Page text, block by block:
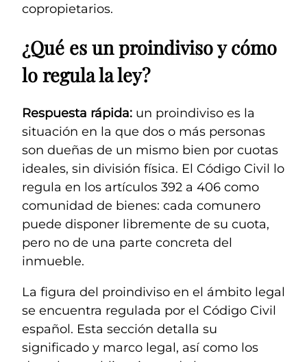
copropietarios.
¿Qué es un proindiviso y cómo
lo regula la ley?
Respuesta rápida: un proindiviso es la
situación en la que dos o más personas
son dueñas de un mismo bien por cuotas
ideales, sin división física. El Código Civil lo
regula en los artículos 392 a 406 como
comunidad de bienes: cada comunero
puede disponer libremente de su cuota,
pero no de una parte concreta del
inmueble.
La figura del proindiviso en el ámbito legal
se encuentra regulada por el Código Civil
español. Esta sección detalla su
significado y marco legal, así como los